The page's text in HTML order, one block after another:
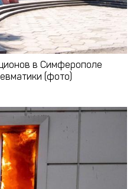
в Симферополе
(фото)